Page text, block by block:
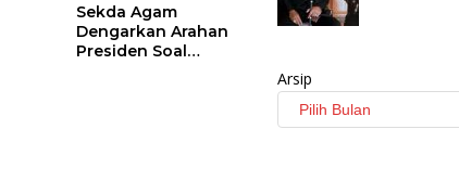
Sekda Agam
Dengarkan Arahan
Presiden Soal
Arsip